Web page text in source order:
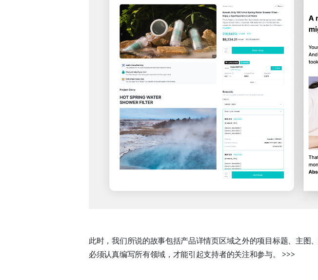
此时，我们所说的故事包括产品详情页区域之外的项目标题、主图
必须认真编写所有领域，才能引起支持者的关注和参与。 >>>